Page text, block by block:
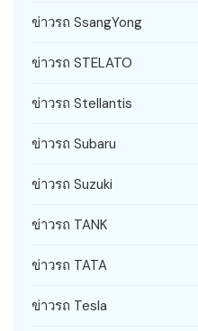
ข่าวรถ SsangYong
ข่าวรถ STELATO
ข่าวรถ Stellantis
ข่าวรถ Subaru
ข่าวรถ Suzuki
ข่าวรถ TANK
ข่าวรถ TATA
ข่าวรถ Tesla